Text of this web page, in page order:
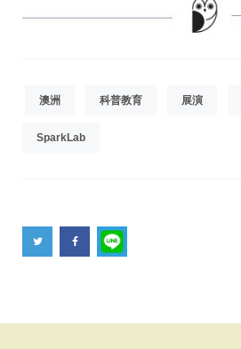
澳洲 科普教育 展演
SparkLab